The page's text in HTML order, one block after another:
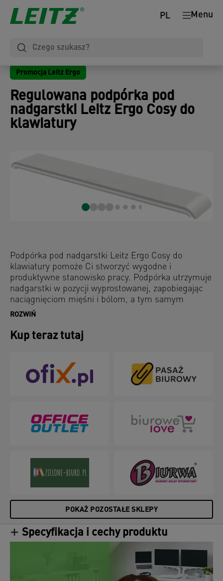
Menu
PL
Promocja Leitz Ergo
Regulowana podpórka pod
nadgarstki Leitz Ergo Cosy do
klawiatury
Podpórka pod nadgarstki Leitz Ergo Cosy do
klawiatury pomoże Ci stworzyć wygodne i
produktywne stanowisko pracy. Podpórka utrzymuje
nadgarstki w pozycji wyprostowanej, zapobiegając
naciągnięciom mięśni i bólom, a tym samym
zapewniając wysoki poziom efektywności i dobre
wzornictwo i matowe wykończenie w ciekawych
kolorach nadają jej stylowy wygląd. Połącz ją z
komfortowe i elastyczne środowisko pracy, które
zapewni Ci wydajność przez cały dzień.
ROZWIŃ
Kup teraz tutaj
POKAŻ POZOSTAŁE SKLEPY
Specyfikacja i cechy produktu